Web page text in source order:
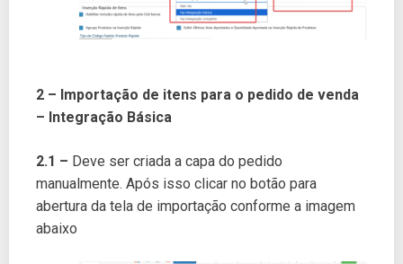
2 – Importação de itens para o pedido de venda
– Integração Básica
2.1 – Deve ser criada a capa do pedido
manualmente. Após isso clicar no botão para
abertura da tela de importação conforme a imagem
abaixo